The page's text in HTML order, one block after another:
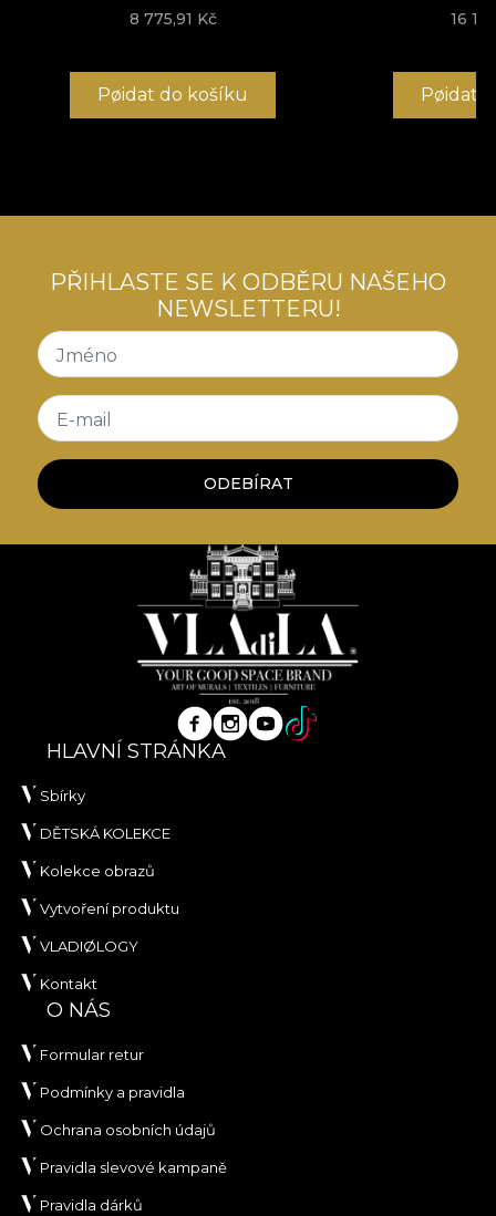
8 775,91 Kč
Pøidat do košíku
16
Pøidat
PŘIHLASTE SE K ODBĚRU NAŠEHO
NEWSLETTERU!
Jméno
E-mail
ODEBÍRAT
HLAVNÍ STRÁNKA
Sbírky
DĚTSKÁ KOLEKCE
Kolekce obrazů
Vytvoření produktu
VLADIØLOGY
Kontakt
O NÁS
Formular retur
Podmínky a pravidla
Ochrana osobních údajů
Pravidla slevové kampaně
Pravidla dárků